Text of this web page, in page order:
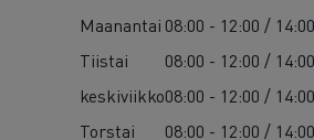
Maanantai 08:00 - 12:00 /
Tiistai
08:00 - 12:00 /
keskiviikko08:00 - 12:00 /
Torstai
08:00 - 12:00 /